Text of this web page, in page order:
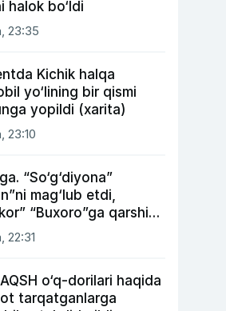
halok bo‘ldi
23:35
Kichik halqa
yo‘lining bir qismi
yopildi (xarita)
23:10
“So‘g‘diyona”
mag‘lub etdi,
“Buxoro”ga qarshi
qo‘ldan
22:31
o‘q-dorilari haqida
tarqatganlarga